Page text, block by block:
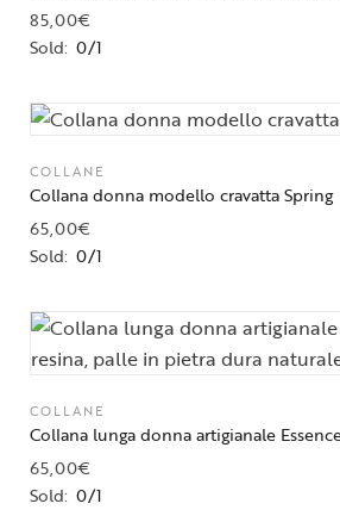
85,00€
Sold: 0/1
COLLANE
Collana donna modello cravatta Spring
65,00€
Sold: 0/1
COLLANE
Collana lunga donna artigianale
65,00€
Sold: 0/1